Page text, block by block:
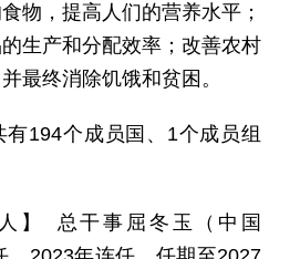
物，提高人们的营养水平；
生产和分配效率；改善农村
最终消除饥饿和贫困。
有194个成员国、1个成员组
】 总干事屈冬玉（中国